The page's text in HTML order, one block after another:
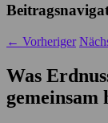
← Vorheriger
Was
gemeinsam